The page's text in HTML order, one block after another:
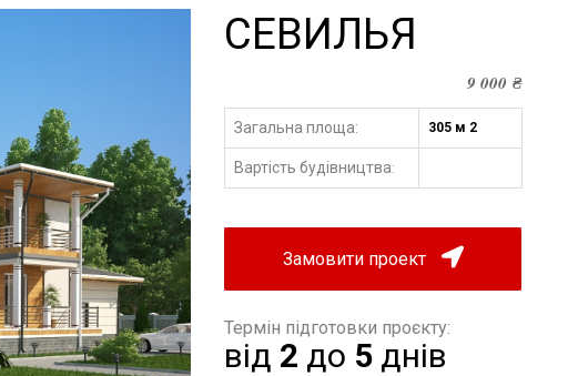
СЕВИЛЬЯ
9 000₴
Загальна площа: 305 м 2
Вартість будівництва:
Замовити проект
Термін підготовки проєкту:
від 2 до 5 днів